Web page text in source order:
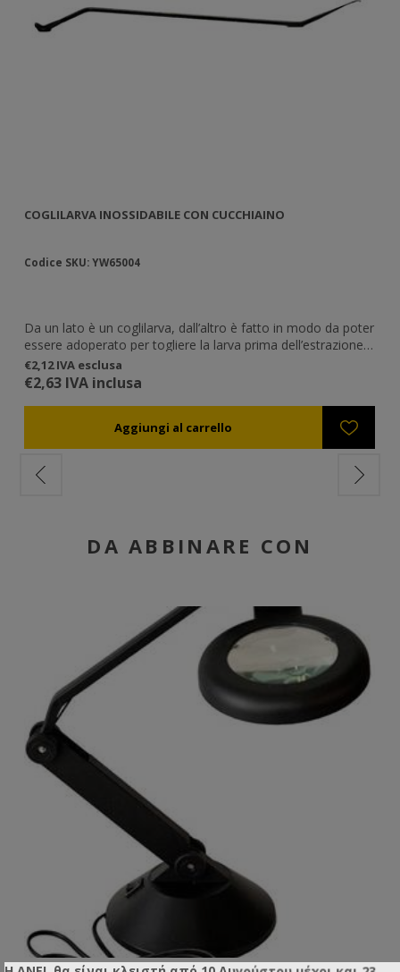
COGLILARVA INOSSIDABILE CON CUCCHIAINO
Codice SKU: YW65004
Da un lato è un coglilarva, dall’altro è fatto in modo da poter
essere adoperato per togliere la larva prima dell’estrazione
della pappa reale.
€2,12 IVA esclusa
€2,63 IVA inclusa
DA ABBINARE CON